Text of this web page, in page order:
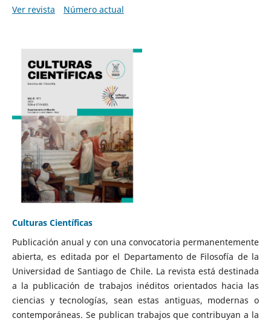
Ver revista
Número actual
Culturas Científicas
Publicación anual y con una convocatoria permanentemente
abierta, es editada por el Departamento de Filosofía de la
Universidad de Santiago de Chile. La revista está destinada
a la publicación de trabajos inéditos orientados hacia las
ciencias y tecnologías, sean estas antiguas, modernas o
contemporáneas. Se publican trabajos que contribuyan a la